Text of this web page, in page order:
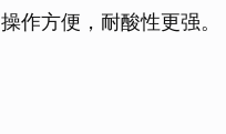
作方便，耐酸性更强。